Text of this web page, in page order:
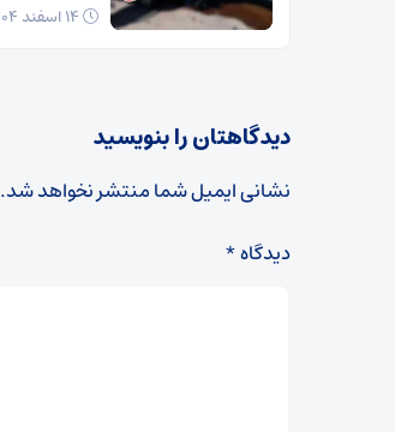
دیدگاهتان را بنویسید
نشانی ایمیل شما منتشر نخواهد شد.
دیدگاه*